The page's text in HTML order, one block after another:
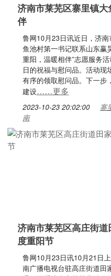
济南市莱芜区寨里镇
伴
鲁网10月23日讯近日，济
鱼池村第一书记联系山东赢
重阳，温暖相伴”志愿服务
日的祝福与慰问品。活动
有序的领取慰问品。下一步
建设……更多
2023-10-23 20:02:00
寨
南
济南市莱芜区高庄街
度重阳节
鲁网10月23日讯10月21日
南广播电视台驻高庄街道田